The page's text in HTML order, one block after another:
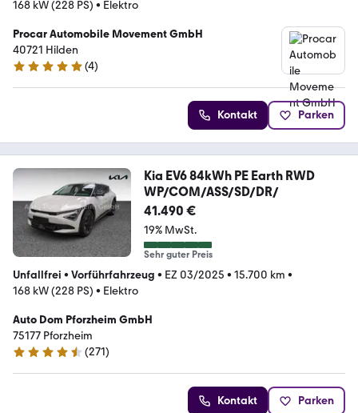
168 kW (228 PS) • Elektro
Procar Automobile Movement GmbH
40721 Hilden
4.8 Sterne
(4)
Kontakt Parken
Kia EV6 84kWh PE Earth RWD
WP/COM/ASS/SD/DR/
41.490 €
19% MwSt.
Sehr guter Preis
Unfallfrei • Vorführfahrzeug • EZ 03/2025 • 15.700 km •
168 kW (228 PS) • Elektro
Auto Dom Pforzheim GmbH
75177 Pforzheim
4.4 Sterne
(271)
Kontakt Parken